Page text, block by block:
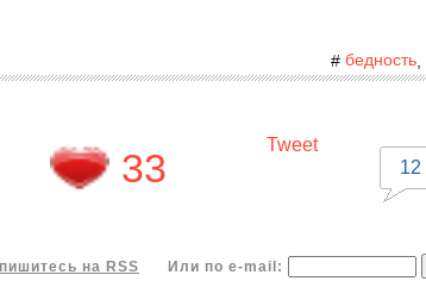
# бедность
33
Tweet
12
на RSS Или по e-mail: